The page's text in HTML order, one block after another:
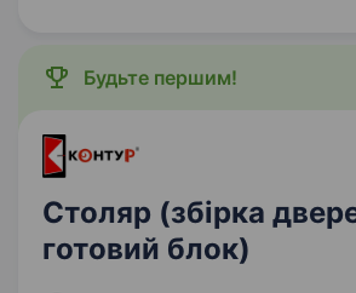
Будьте першим!
Столяр (збірка
готовий блок)